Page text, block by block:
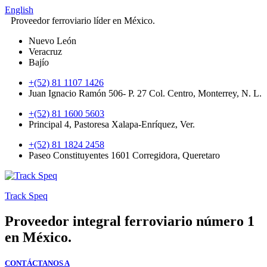
English
Proveedor ferroviario líder en México.
Nuevo León
Veracruz
Bajío
+(52) 81 1107 1426
Juan Ignacio Ramón 506- P. 27 Col. Centro, Monterrey, N. L.
+(52) 81 1600 5603
Principal 4, Pastoresa Xalapa-Enríquez, Ver.
+(52) 81 1824 2458
Paseo Constituyentes 1601 Corregidora, Queretaro
Track Speq
Proveedor integral ferroviario número 1
en México.
CONTÁCTANOS A